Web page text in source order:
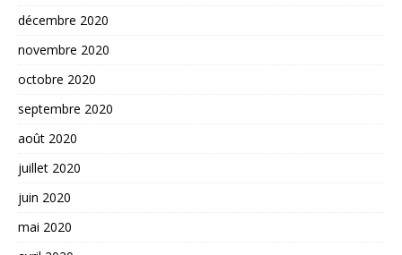
décembre 2020
novembre 2020
octobre 2020
septembre 2020
août 2020
juillet 2020
juin 2020
mai 2020